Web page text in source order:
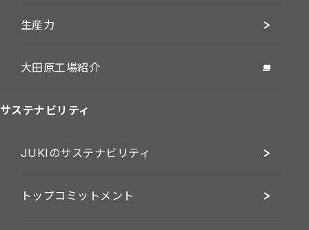
生産力
大田原工場紹介
サステナビリティ
JUKIのサステナビリティ
トップコミットメント